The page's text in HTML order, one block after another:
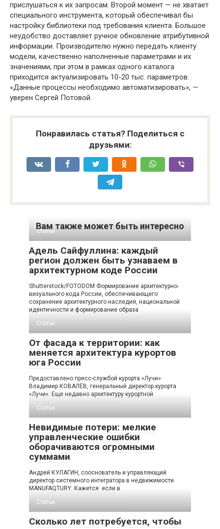
прислушаться к их запросам. Второй момент — не хватает
специального инструмента, который обеспечивал бы
настройку библиотеки под требования клиента. Большое
неудобство доставляет ручное обновление атрибутивной
информации. Производителю нужно передать клиенту
модели, качественно наполненные параметрами и их
значениями, при этом в рамках одного каталога
приходится актуализировать 10-20 тыс. параметров.
«Данные процессы необходимо автоматизировать», —
уверен Сергей Потовой.
Понравилась статья? Поделиться с
друзьями:
Вам также может быть интересно
Статьи
Адель Сайфуллина: каждый
регион должен быть узнаваем в
архитектурном коде России
Shutterstock/FOTODOM Формирование архитектурно-
визуального кода России, обеспечивающего
сохранение архитектурного наследия, национальной
идентичности и формирование образа
Статьи
От фасада к территории: как
меняется архитектура курортов
юга России
Предоставлено пресс-службой курорта «Лучи»
Владимир КОВАЛЁВ, генеральный директор курорта
«Лучи»: Еще недавно архитектуру курортной
Статьи
Невидимые потери: мелкие
управленческие ошибки
оборачиваются огромными
суммами
Андрей КУЛАГИН, сооснователь и управляющий
директор системного интегратора в недвижимости
MANUFAQTURY: Кажется: если в
Статьи
Сколько лет потребуется, чтобы